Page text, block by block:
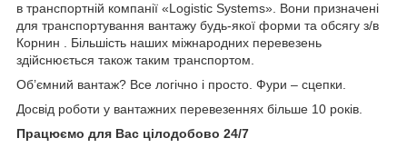
в транспортній компанії «Logistic Systems». Вони призначені
для транспортування вантажу будь-якої форми та обсягу з/в
Корнин . Більшість наших міжнародних перевезень
здійснюється також таким транспортом.
Об’ємний вантаж? Все логічно і просто. Фури – сцепки.
Досвід роботи у вантажних перевезеннях більше 10 років.
Працюємо для Вас цілодобово 24/7